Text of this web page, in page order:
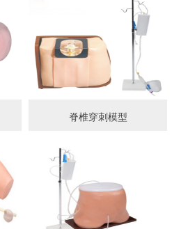
脊椎穿刺模型